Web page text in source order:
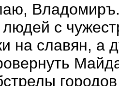
людей с
на славян,